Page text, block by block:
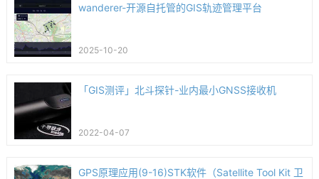
wanderer-开源自托管的GIS轨迹管理平台
2025-10-20
「GIS测评」北斗探针-业内最小GNSS接收机
2022-04-07
GPS原理应用(9-16)STK软件（Satellite Tool Kit 卫